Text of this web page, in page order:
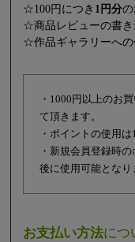
☆100円につき 1円分の
☆商品レビューの書
☆作品ギャラリーへ
・1000円以上のお
て頂きます。
・ポイントの使用
・新規会員登録時
後に使用可能となり
お支払い方法につ